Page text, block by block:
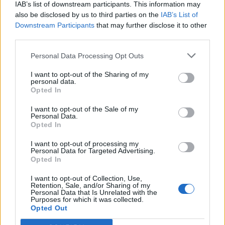
IAB’s list of downstream participants. This information may
also be disclosed by us to third parties on the IAB’s List of
Downstream Participants that may further disclose it to other
Personal Data Processing Opt Outs
I want to opt-out of the Sharing of my
personal data.
Opted In
I want to opt-out of the Sale of my
Personal Data.
Opted In
I want to opt-out of processing my
Personal Data for Targeted Advertising.
Opted In
I want to opt-out of Collection, Use,
Retention, Sale, and/or Sharing of my
Personal Data that Is Unrelated with the
Purposes for which it was collected.
Opted Out
Ελλάδα
07/08/2026 - 14:34 ΟΙΚΟΝΟΜΙΑ
αρχείο η υπόθεση των υποκλοπών
Σαουδική Αραβία, Τουρκία και Πακιστάν
07/08/2026 - 13:47 ΚΟΣΜΟΣ